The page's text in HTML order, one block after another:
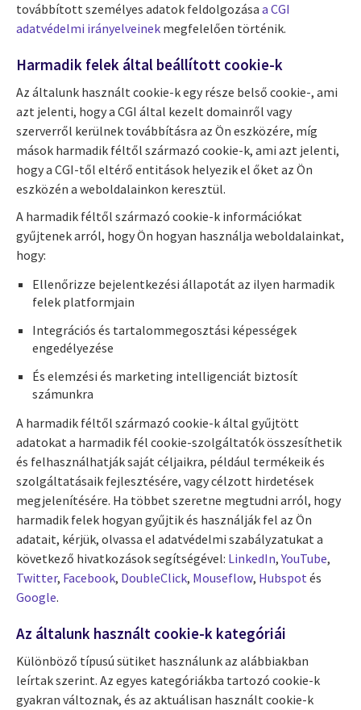
továbbított személyes adatok feldolgozása a CGI
adatvédelmi irányelveinek megfelelően történik.
Harmadik felek által beállított cookie-k
Az általunk használt cookie-k egy része belső cookie-, ami
azt jelenti, hogy a CGI által kezelt domainről vagy
szerverről kerülnek továbbításra az Ön eszközére, míg
mások harmadik féltől származó cookie-k, ami azt jelenti,
hogy a CGI-től eltérő entitások helyezik el őket az Ön
eszközén a weboldalainkon keresztül.
A harmadik féltől származó cookie-k információkat
gyűjtenek arról, hogy Ön hogyan használja weboldalainkat,
hogy:
Ellenőrizze bejelentkezési állapotát az ilyen harmadik
felek platformjain
Integrációs és tartalommegosztási képességek
engedélyezése
És elemzési és marketing intelligenciát biztosít
számunkra
A harmadik féltől származó cookie-k által gyűjtött
adatokat a harmadik fél cookie-szolgáltatók összesíthetik
és felhasználhatják saját céljaikra, például termékeik és
szolgáltatásaik fejlesztésére, vagy célzott hirdetések
megjelenítésére. Ha többet szeretne megtudni arról, hogy
harmadik felek hogyan gyűjtik és használják fel az Ön
adatait, kérjük, olvassa el adatvédelmi szabályzatukat a
következő hivatkozások segítségével: LinkedIn,YouTube,
Twitter, Facebook, DoubleClick, Mouseflow, Hubspot és
Google.
Az általunk használt cookie-k kategóriái
Különböző típusú sütiket használunk az alábbiakban
leírtak szerint. Az egyes kategóriákba tartozó cookie-k
gyakran változnak, és az aktuálisan használt cookie-k